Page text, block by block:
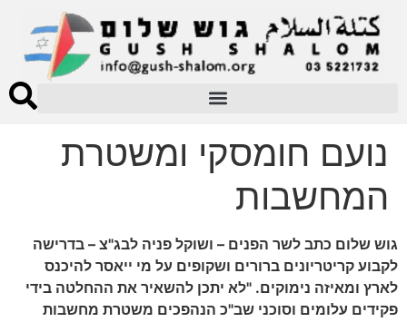
נועם חומסקי ומשטרת
המחשבות
גוש שלום כתב לשר הפנים – ושוקל פניה לבג"צ – בדרישה
לקבוע קריטריונים ברורים ושקופים על מי ייאסר להיכנס
לארץ ומאיזה נימוקים. "לא יתכן להשאיר את ההחלטה בידי
פקידים עלומים וסוכני שב"כ הנהפכים משטרת מחשבות